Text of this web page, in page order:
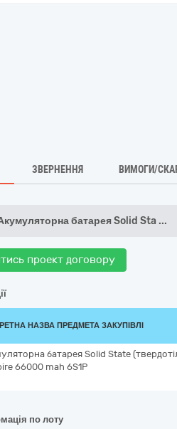
ЗВЕРНЕННЯ ВИМОГИ/
батарея Solid Sta ...
проект договору
НАЗВА ПРЕДМЕТА ЗАКУПІВЛІ
батарея Solid State
66000 mah 6S1P
по лоту